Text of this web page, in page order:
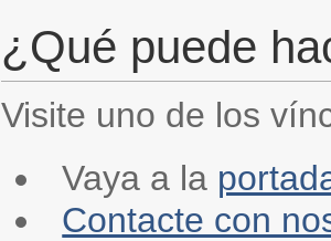
¿Qué puede
Visite uno de los
Vaya a la
Contacte con